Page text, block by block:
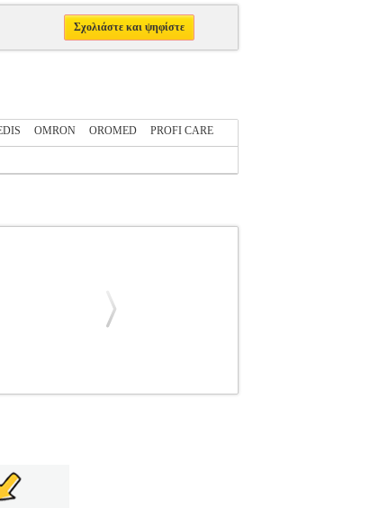
Σχολιάστε και ψηφίστε
OMRON OROMED PROFI CARE
ψηφιακή.• Μνήμη: 90 μετρήσεις.•
μεγάλη φωτιζόμενη οθόνη,
FYSIC FB-180